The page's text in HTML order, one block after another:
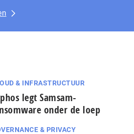
& INFRASTRUCTUUR
legt Samsam-
onder de loep
& PRIVACY